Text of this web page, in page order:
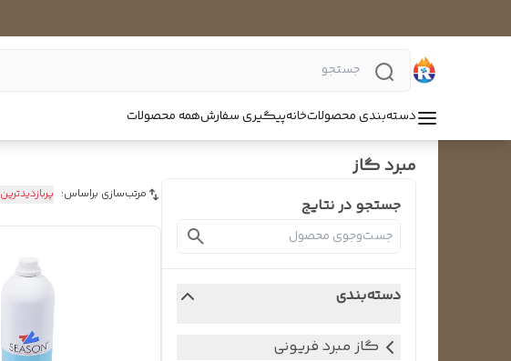
دسته‌بندی محصولاتخانهپیگیری سفارشهمه محصولات
مبرد گاز
جستجو در نتایج
دسته‌بندی
گاز مبرد فریونی
مرتب‌سازی براساس: پربازدیدترین